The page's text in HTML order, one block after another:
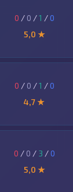
0 / 0 /1 /0
5,0 ★
0 / 0 /1 /0
4,7 ★
0 / 0 / 3 /0
5,0 ★